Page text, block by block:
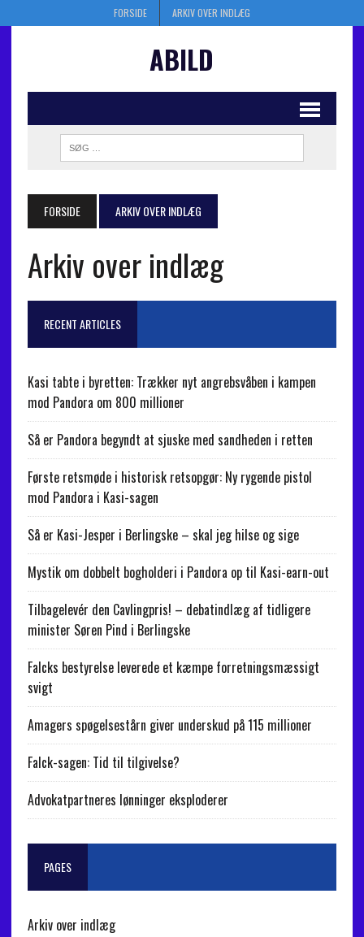
FORSIDE ARKIV OVER INDLÆG
ABILD
FORSIDE ARKIV OVER INDLÆG
Arkiv over indlæg
RECENT ARTICLES
Kasi tabte i byretten: Trækker nyt angrebsvåben i kampen
mod Pandora om 800 millioner
Så er Pandora begyndt at sjuske med sandheden i retten
Første retsmøde i historisk retsopgør: Ny rygende pistol
mod Pandora i Kasi-sagen
Så er Kasi-Jesper i Berlingske – skal jeg hilse og sige
Mystik om dobbelt bogholderi i Pandora op til Kasi-earn-out
Tilbagelevér den Cavlingpris! – debatindlæg af tidligere
minister Søren Pind i Berlingske
Falcks bestyrelse leverede et kæmpe forretningsmæssigt
svigt
Amagers spøgelsestårn giver underskud på 115 millioner
Falck-sagen: Tid til tilgivelse?
Advokatpartneres lønninger eksploderer
PAGES
Arkiv over indlæg